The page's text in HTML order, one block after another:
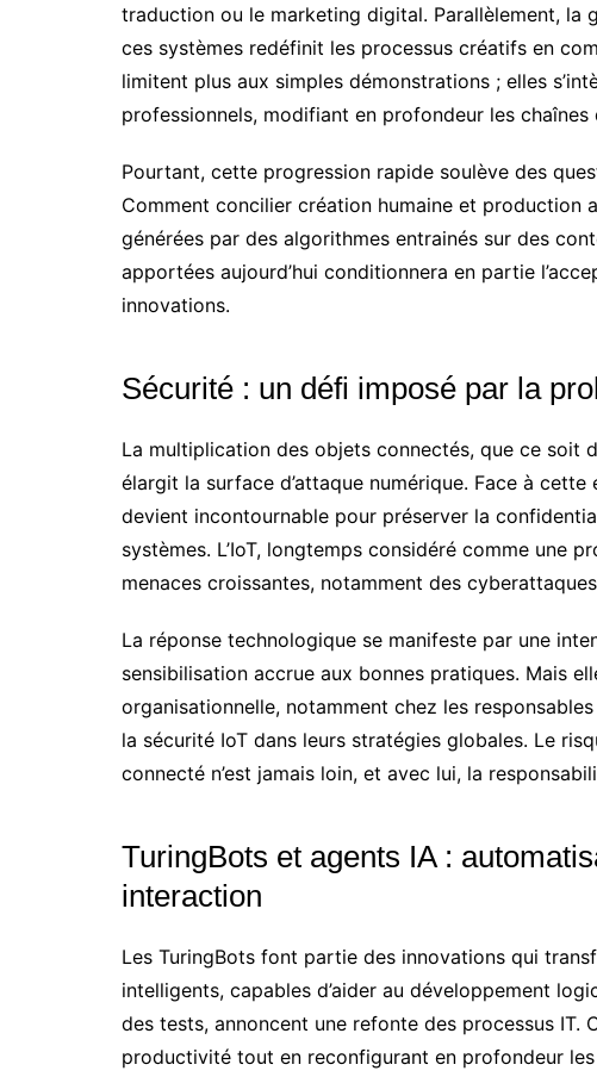
traduction ou le marketing digital. Parallèlement, la
ces systèmes redéfinit les processus créatifs en
limitent plus aux simples démonstrations ; elles
professionnels, modifiant en profondeur les
Pourtant, cette progression rapide soulève des
Comment concilier création humaine et production
générées par des algorithmes entrainés sur des
apportées aujourd’hui conditionnera en partie
innovations.
Sécurité : un défi imposé par la
La multiplication des objets connectés, que ce soit
élargit la surface d’attaque numérique. Face à
devient incontournable pour préserver la
systèmes. L’IoT, longtemps considéré comme une
menaces croissantes, notamment des
La réponse technologique se manifeste par une
sensibilisation accrue aux bonnes pratiques. Mais
organisationnelle, notamment chez les
la sécurité IoT dans leurs stratégies globales. Le
connecté n’est jamais loin, et avec lui, la
TuringBots et agents IA :
interaction
Les TuringBots font partie des innovations qui
intelligents, capables d’aider au développement
des tests, annoncent une refonte des processus IT.
productivité tout en reconfigurant en profondeur